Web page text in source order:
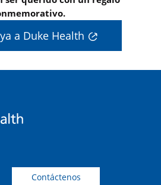
a Duke Health
Contáctenos